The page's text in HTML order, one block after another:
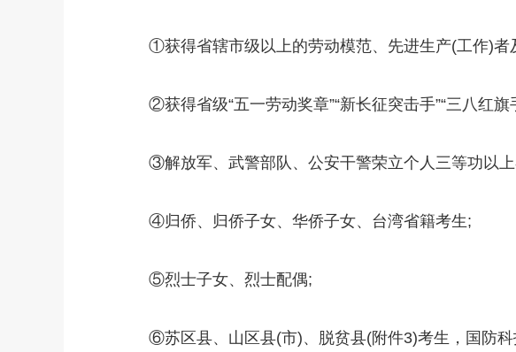
①获得省辖市级以上的劳动模范、先进生产(工作)者
②获得省级“五一劳动奖章”“新长征突击手”“三八红旗
③解放军、武警部队、公安干警荣立个人三等功以上
④归侨、归侨子女、华侨子女、台湾省籍考生;
⑤烈士子女、烈士配偶;
⑥苏区县、山区县(市)、脱贫县(附件3)考生，国防科